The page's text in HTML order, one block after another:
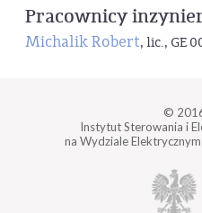
Pracownicy
Michalik Robert, lic., GE
©
Instytut Sterowania i
na Wydziale